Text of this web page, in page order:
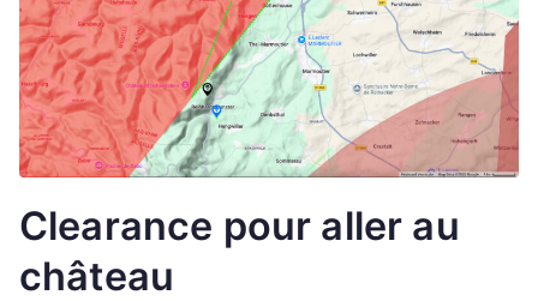
Clearance pour aller au
château